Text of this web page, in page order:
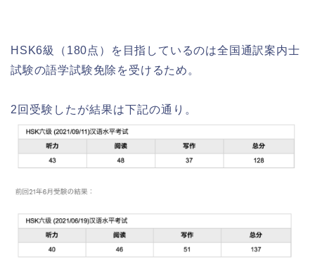
HSK6級（180点）を目指しているのは全国通訳案内士
試験の語学試験免除を受けるため。
2回受験したが結果は下記の通り。